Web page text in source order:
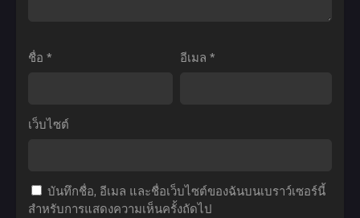
ตอน
ซับ
ก็
13
พากย์
ชื่อ * อีเมล *
เว็บไซต์
บันทึกชื่อ, อีเมล และชื่อเว็บไซต์ของฉันบนเบราว์เซอร์นี้
สำหรับการแสดงความเห็นครั้งถัดไป